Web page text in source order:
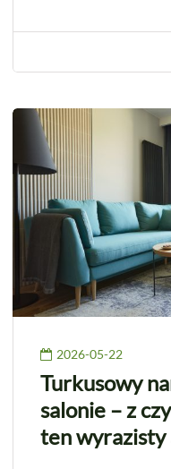
2026-05-22
Turkusowy
salonie – z
ten wyrazisty